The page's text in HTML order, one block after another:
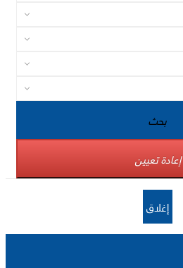
بحث
إعادة تعيين
إغلاق